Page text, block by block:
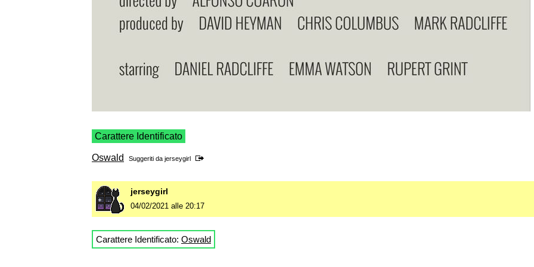
Carattere Identificato
Oswald Suggeriti da jerseygirl
jerseygirl
04/02/2021 alle 20:17
Carattere Identificato: Oswald